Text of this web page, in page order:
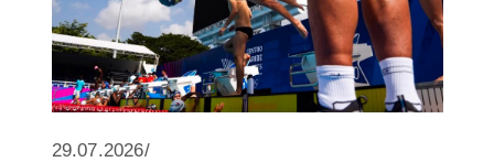
29.07.2026/